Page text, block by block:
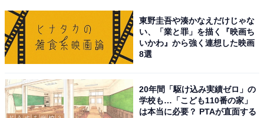
東野圭吾や湊かなえだけじゃな
い、「業と罪」を描く『映画ち
いかわ』から強く連想した映画
8選
20年間「駆け込み実績ゼロ」の
学校も…「こども110番の家」
は本当に必要？ PTAが直面する